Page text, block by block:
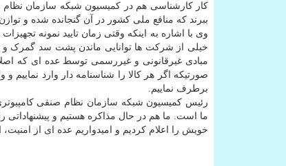
کار کارشناسی هم در کمیسیون شبکه سازمان نظام
ببرند که منافع ملی کشور در آن گنجانده شده و
وی با اشاره به اینکه وقتی زمان تایید نمونه
خیلی از شرکت ها توانایی ماندن پشت سد گمرک و
مبادی غیرقانونی و غیررسمی توسط عده ای که
صورتیکه اگر هر کالا را شناسنامه دار وارد نماییم
برطرف نماییم.
رئیس کمیسیون شبکه سازمان نظام صنفی
ما است. ما هم در حال مذاکره هستیم و پیشنهاداتی
خویش را اعلام کردیم و امیدواریم عده ای از